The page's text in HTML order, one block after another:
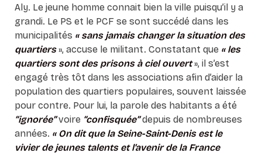
Aly. Le jeune homme connait bien la ville puisqu’il y a
grandi. Le PS et le PCF se sont succédé dans les
municipalités « sans jamais changer la situation des
quartiers», accuse le militant. Constatant que « les
quartiers sont des prisons à ciel ouvert», il s’est
engagé très tôt dans les associations afin d’aider la
population des quartiers populaires, souvent laissée
pour contre. Pour lui, la parole des habitants a été
“ignorée”voire “confisquée” depuis de nombreuses
années. « On dit que la Seine-Saint-Denis est le
vivier de jeunes talents et l’avenir de la France